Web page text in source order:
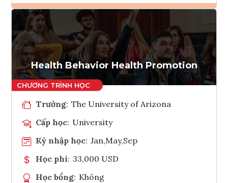
Ghi danh
Tham vấn Interlink
Health Behavior Health Promotion
Trường: The University of Arizona
Cấp học: University
Kỳ nhập học: Jan,May,Sep
Học phí: 33,000 USD
Học bổng: Không